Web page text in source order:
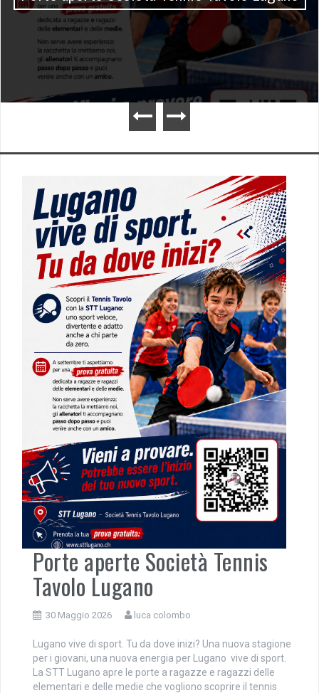
Porte aperte Società Tennis
Tavolo Lugano
30 Maggio 2026 luca colombo
Lugano vive di sport. Tu da dove inizi? Una nuova stagione
per i giovani, una nuova energia per Lugano vive di sport.
La STT Lugano apre le porte a ragazze e ragazzi delle
elementari e delle medie che vogliono scoprire il tennis